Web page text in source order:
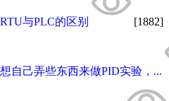
RTU与PLC的区别 [1882]
想自己弄些东西来做PID实验，...